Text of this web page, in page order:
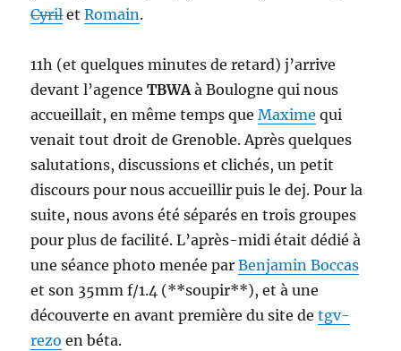
CyriletRomain.
11h (et quelques minutes de retard) j’arrive
devant l’agenceTBWAà Boulogne qui nous
accueillait, en même temps queMaxime qui
venait tout droit de Grenoble. Après quelques
salutations, discussions et clichés, un petit
discours pour nous accueillir puis le dej. Pour la
suite, nous avons été séparés en trois groupes
pour plus de facilité. L’après-midi était dédié à
une séance photo menée parBenjamin Boccas
et son 35mm f/1.4 (**soupir**), et à une
découverte en avant première du site detgv-
rezo en béta.